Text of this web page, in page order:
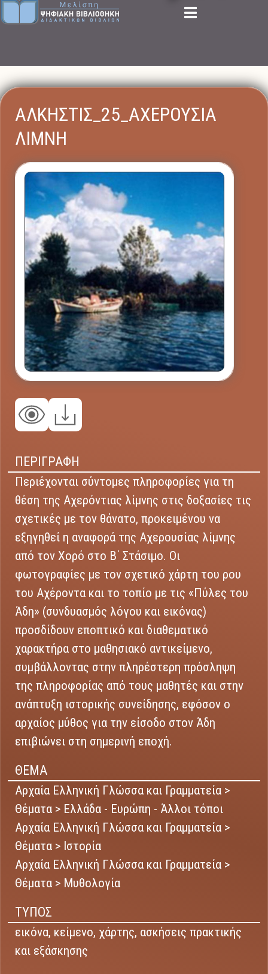
ΑΛΚΗΣΤΙΣ_25_ΑΧΕΡΟΥΣΙΑ
ΛΙΜΝΗ
ΠΕΡΙΓΡΑΦΗ
Περιέχονται σύντομες πληροφορίες για τη
θέση της Αχερόντιας λίμνης στις δοξασίες τις
σχετικές με τον θάνατο, προκειμένου να
εξηγηθεί η αναφορά της Αχερουσίας λίμνης
από τον Χορό στο Β΄ Στάσιμο. Οι
φωτογραφίες με τον σχετικό χάρτη του ρου
του Αχέροντα και το τοπίο με τις «Πύλες του
Άδη» (συνδυασμός λόγου και εικόνας)
προσδίδουν εποπτικό και διαθεματικό
χαρακτήρα στο μαθησιακό αντικείμενο,
συμβάλλοντας στην πληρέστερη πρόσληψη
της πληροφορίας από τους μαθητές και στην
ανάπτυξη ιστορικής συνείδησης, εφόσον ο
αρχαίος μύθος για την είσοδο στον Άδη
επιβιώνει στη σημερινή εποχή.
ΘΕΜΑ
Αρχαία Ελληνική Γλώσσα και Γραμματεία >
Θέματα > Ελλάδα - Ευρώπη - Άλλοι τόποι
Αρχαία Ελληνική Γλώσσα και Γραμματεία >
Θέματα > Ιστορία
Αρχαία Ελληνική Γλώσσα και Γραμματεία >
Θέματα > Μυθολογία
ΤΥΠΟΣ
εικόνα, κείμενο, χάρτης, ασκήσεις πρακτικής
και εξάσκησης